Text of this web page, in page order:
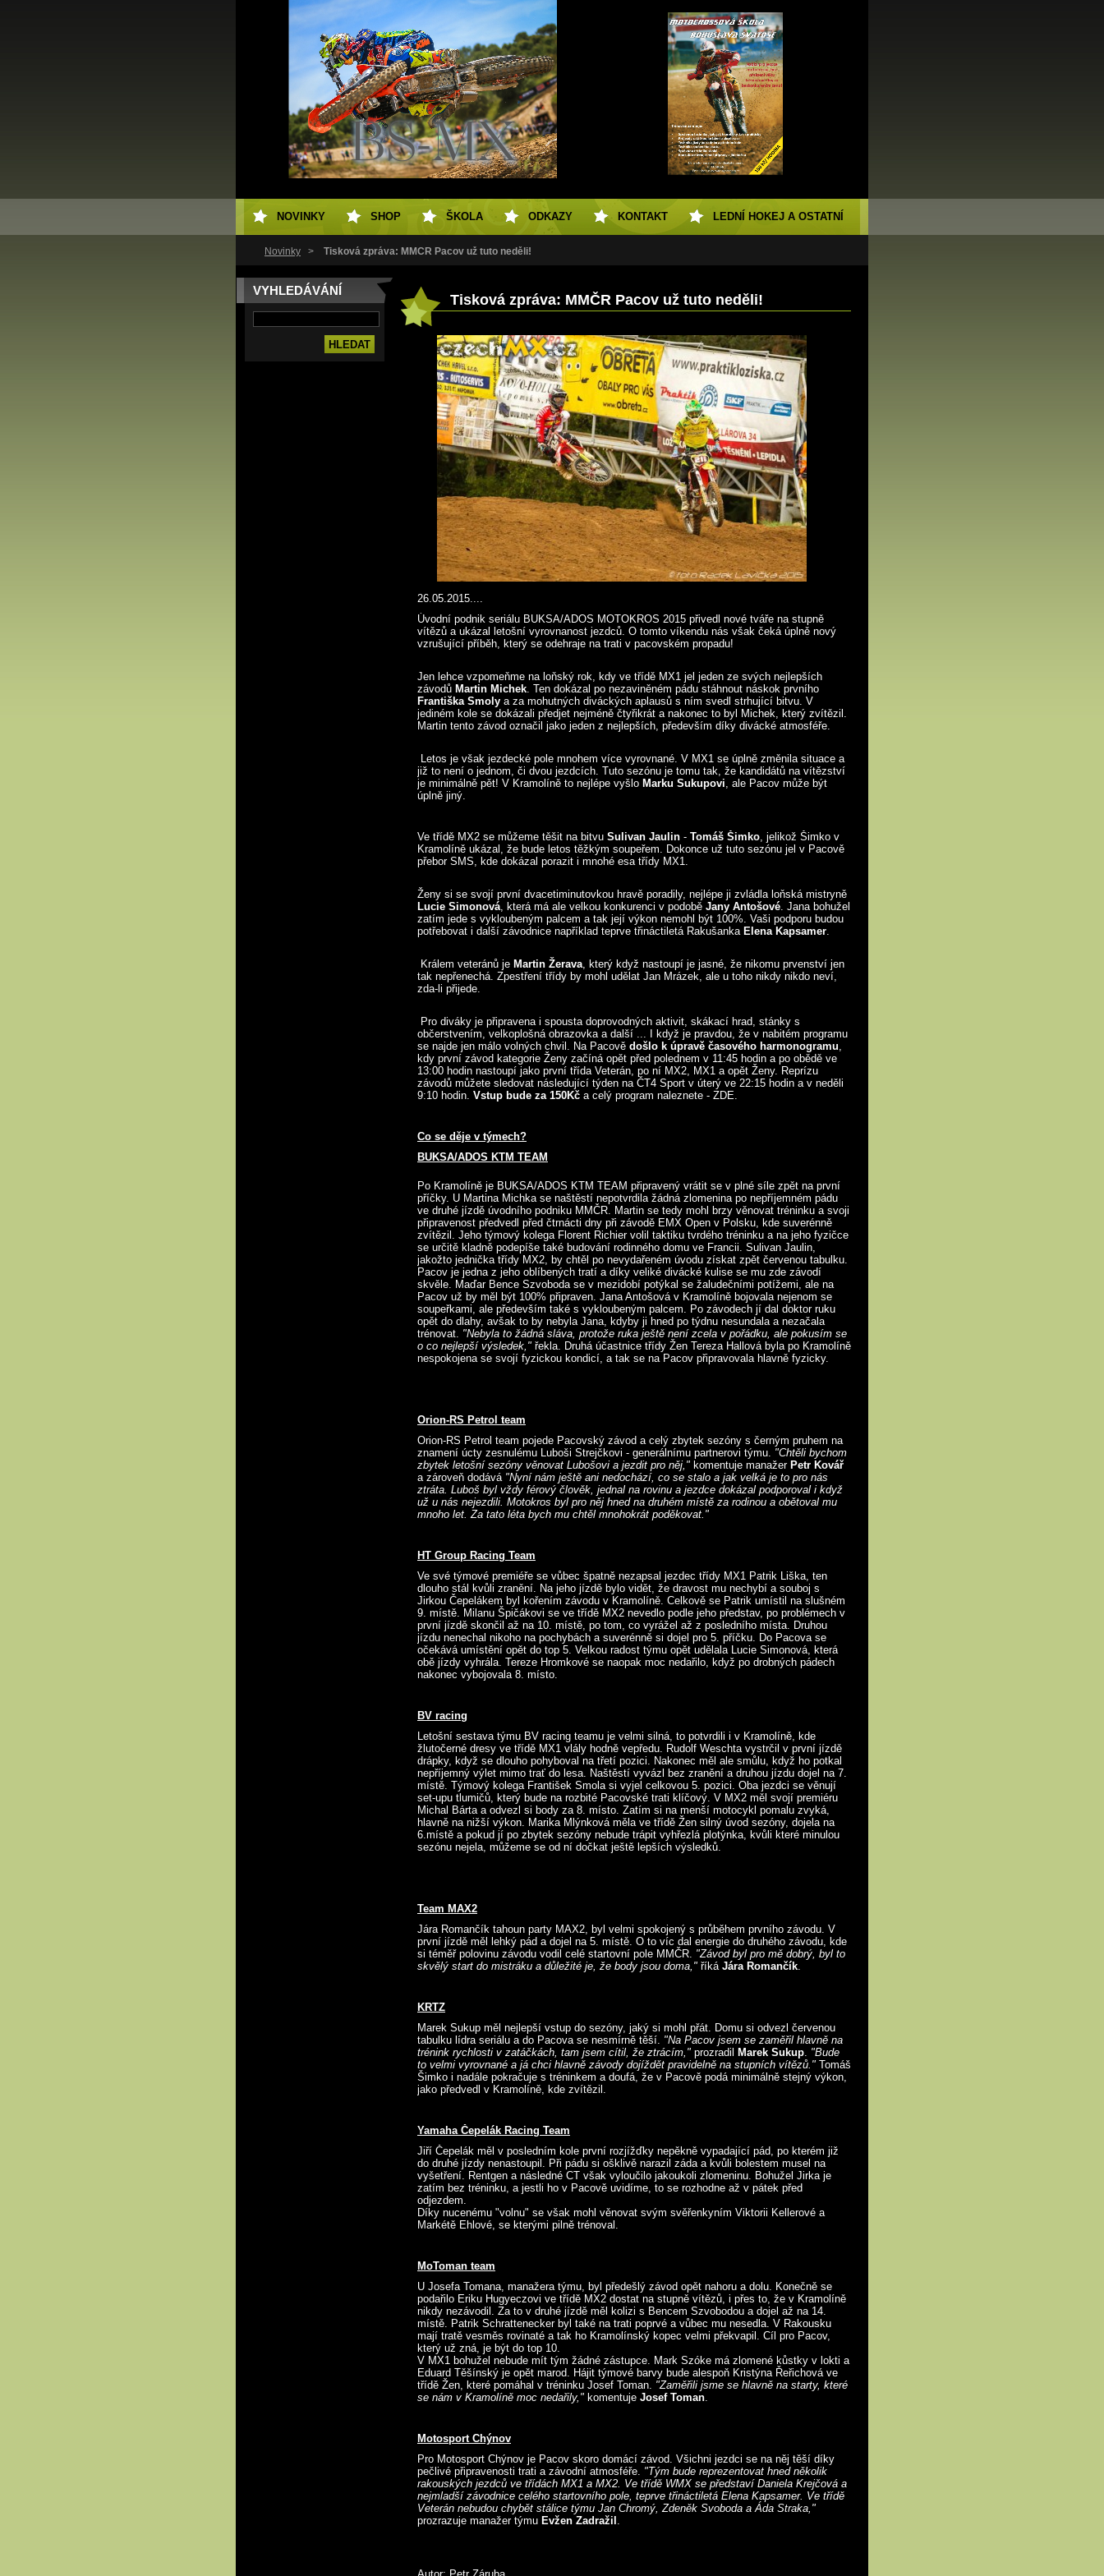
Novinky > Tisková zpráva: MMČR Pacov už tuto neděli!
VYHLEDÁVÁNÍ
Tisková zpráva: MMČR Pacov už tuto neděli!
26.05.2015....
Úvodní podnik seriálu BUKSA/ADOS MOTOKROS 2015 přivedl nové tváře na stupně
vítězů a ukázal letošní vyrovnanost jezdců. O tomto víkendu nás však čeká úplně nový
vzrušující příběh, který se odehraje na trati v pacovském propadu!
Jen lehce vzpomeňme na loňský rok, kdy ve třídě MX1 jel jeden ze svých nejlepších
závodů Martin Michek. Ten dokázal po nezaviněném pádu stáhnout náskok prvního
Františka Smoly a za mohutných diváckých aplausů s ním svedl strhující bitvu. V
jediném kole se dokázali předjet nejméně čtyřikrát a nakonec to byl Michek, který zvítězil.
Martin tento závod označil jako jeden z nejlepších, především díky divácké atmosféře.
Letos je však jezdecké pole mnohem více vyrovnané. V MX1 se úplně změnila situace a
již to není o jednom, či dvou jezdcích. Tuto sezónu je tomu tak, že kandidátů na vítězství
je minimálně pět! V Kramolíně to nejlépe vyšlo Marku Sukupovi, ale Pacov může být
úplně jiný.
Ve třídě MX2 se můžeme těšit na bitvu Sulivan Jaulin - Tomáš Šimko, jelikož Šimko v
Kramolíně ukázal, že bude letos těžkým soupeřem. Dokonce už tuto sezónu jel v Pacově
přebor SMS, kde dokázal porazit i mnohé esa třídy MX1.
Ženy si se svojí první dvacetiminutovkou hravě poradily, nejlépe ji zvládla loňská mistryně
Lucie Simonová, která má ale velkou konkurenci v podobě Jany Antošové. Jana bohužel
zatím jede s vykloubeným palcem a tak její výkon nemohl být 100%. Vaši podporu budou
potřebovat i další závodnice například teprve třináctiletá Rakušanka Elena Kapsamer.
Králem veteránů je Martin Žerava, který když nastoupí je jasné, že nikomu prvenství jen
tak nepřenechá. Zpestření třídy by mohl udělat Jan Mrázek, ale u toho nikdy nikdo neví,
zda-li přijede.
Pro diváky je připravena i spousta doprovodných aktivit, skákací hrad, stánky s
občerstvením, velkoplošná obrazovka a další ... I když je pravdou, že v nabitém programu
se najde jen málo volných chvil. Na Pacově došlo k úpravě časového harmonogramu,
kdy první závod kategorie Ženy začíná opět před polednem v 11:45 hodin a po obědě ve
13:00 hodin nastoupí jako první třída Veterán, po ní MX2, MX1 a opět Ženy. Reprízu
závodů můžete sledovat následující týden na ČT4 Sport v úterý ve 22:15 hodin a v neděli
9:10 hodin. Vstup bude za 150Kč a celý program naleznete - ZDE.
Co se děje v týmech?
BUKSA/ADOS KTM TEAM
Po Kramolíně je BUKSA/ADOS KTM TEAM připravený vrátit se v plné síle zpět na první
příčky. U Martina Michka se naštěstí nepotvrdila žádná zlomenina po nepříjemném pádu
ve druhé jízdě úvodního podniku MMČR. Martin se tedy mohl brzy věnovat tréninku a svoji
připravenost předvedl před čtrnácti dny při závodě EMX Open v Polsku, kde suverénně
zvítězil. Jeho týmový kolega Florent Richier volil taktiku tvrdého tréninku a na jeho fyzičce
se určitě kladně podepíše také budování rodinného domu ve Francii. Sulivan Jaulin,
jakožto jednička třídy MX2, by chtěl po nevydařeném úvodu získat zpět červenou tabulku.
Pacov je jedna z jeho oblíbených tratí a díky veliké divácké kulise se mu zde závodí
skvěle. Maďar Bence Szvoboda se v mezidobí potýkal se žaludečními potížemi, ale na
Pacov už by měl být 100% připraven. Jana Antošová v Kramolíně bojovala nejenom se
soupeřkami, ale především také s vykloubeným palcem. Po závodech jí dal doktor ruku
opět do dlahy, avšak to by nebyla Jana, kdyby ji hned po týdnu nesundala a nezačala
trénovat. "Nebyla to žádná sláva, protože ruka ještě není zcela v pořádku, ale pokusím se
o co nejlepší výsledek," řekla. Druhá účastnice třídy Žen Tereza Hallová byla po Kramolíně
nespokojena se svojí fyzickou kondicí, a tak se na Pacov připravovala hlavně fyzicky.
Orion-RS Petrol team
Orion-RS Petrol team pojede Pacovský závod a celý zbytek sezóny s černým pruhem na
znamení úcty zesnulému Luboši Strejčkovi - generálnímu partnerovi týmu. "Chtěli bychom
zbytek letošní sezóny věnovat Lubošovi a jezdit pro něj," komentuje manažerPetr Kovář
a zároveň dodává "Nyní nám ještě ani nedochází, co se stalo a jak velká je to pro nás
ztráta. Luboš byl vždy férový člověk, jednal na rovinu a jezdce dokázal podporoval i když
už u nás nejezdili. Motokros byl pro něj hned na druhém místě za rodinou a obětoval mu
mnoho let. Za tato léta bych mu chtěl mnohokrát poděkovat."
HT Group Racing Team
Ve své týmové premiéře se vůbec špatně nezapsal jezdec třídy MX1 Patrik Liška, ten
dlouho stál kvůli zranění. Na jeho jízdě bylo vidět, že dravost mu nechybí a souboj s
Jirkou Čepelákem byl kořením závodu v Kramolíně. Celkově se Patrik umístil na slušném
9. místě. Milanu Špičákovi se ve třídě MX2 nevedlo podle jeho představ, po problémech v
první jízdě skončil až na 10. místě, po tom, co vyrážel až z posledního místa. Druhou
jízdu nenechal nikoho na pochybách a suverénně si dojel pro 5. příčku. Do Pacova se
očekává umístění opět do top 5. Velkou radost týmu opět udělala Lucie Simonová, která
obě jízdy vyhrála. Tereze Hromkové se naopak moc nedařilo, když po drobných pádech
nakonec vybojovala 8. místo.
BV racing
Letošní sestava týmu BV racing teamu je velmi silná, to potvrdili i v Kramolíně, kde
žlutočerné dresy ve třídě MX1 vlály hodně vepředu. Rudolf Weschta vystrčil v první jízdě
drápky, když se dlouho pohyboval na třetí pozici. Nakonec měl ale smůlu, když ho potkal
nepříjemný výlet mimo trať do lesa. Naštěstí vyvázl bez zranění a druhou jízdu dojel na 7.
místě. Týmový kolega František Smola si vyjel celkovou 5. pozici. Oba jezdci se věnují
set-upu tlumičů, který bude na rozbité Pacovské trati klíčový. V MX2 měl svojí premiéru
Michal Bárta a odvezl si body za 8. místo. Zatím si na menší motocykl pomalu zvyká,
hlavně na nižší výkon. Marika Mlýnková měla ve třídě Žen silný úvod sezóny, dojela na
6.místě a pokud jí po zbytek sezóny nebude trápit vyhřezlá plotýnka, kvůli které minulou
sezónu nejela, můžeme se od ní dočkat ještě lepších výsledků.
Team MAX2
Jára Romančík tahoun party MAX2, byl velmi spokojený s průběhem prvního závodu. V
první jízdě měl lehký pád a dojel na 5. místě. O to víc dal energie do druhého závodu, kde
si téměř polovinu závodu vodil celé startovní pole MMČR. "Závod byl pro mě dobrý, byl to
skvělý start do mistráku a důležité je, že body jsou doma," říká Jára Romančík.
KRTZ
Marek Sukup měl nejlepší vstup do sezóny, jaký si mohl přát. Domu si odvezl červenou
tabulku lídra seriálu a do Pacova se nesmírně těší. "Na Pacov jsem se zaměřil hlavně na
trénink rychlosti v zatáčkách, tam jsem cítil, že ztrácím," prozradil Marek Sukup. "Bude
to velmi vyrovnané a já chci hlavně závody dojíždět pravidelně na stupních vítězů." Tomáš
Šimko i nadále pokračuje s tréninkem a doufá, že v Pacově podá minimálně stejný výkon,
jako předvedl v Kramolíně, kde zvítězil.
Yamaha Čepelák Racing Team
Jiří Čepelák měl v posledním kole první rozjížďky nepěkně vypadající pád, po kterém již
do druhé jízdy nenastoupil. Při pádu si ošklivě narazil záda a kvůli bolestem musel na
vyšetření. Rentgen a následné CT však vyloučilo jakoukoli zlomeninu. Bohužel Jirka je
zatím bez tréninku, a jestli ho v Pacově uvidíme, to se rozhodne až v pátek před
odjezdem.
Díky nucenému "volnu" se však mohl věnovat svým svěřenkyním Viktorii Kellerové a
Markétě Ehlové, se kterými pilně trénoval.
MoToman team
U Josefa Tomana, manažera týmu, byl předešlý závod opět nahoru a dolu. Konečně se
podařilo Eriku Hugyeczovi ve třídě MX2 dostat na stupně vítězů, i přes to, že v Kramolíně
nikdy nezávodil. Za to v druhé jízdě měl kolizi s Bencem Szvobodou a dojel až na 14.
místě. Patrik Schrattenecker byl také na trati poprvé a vůbec mu nesedla. V Rakousku
mají tratě vesměs rovinaté a tak ho Kramolínský kopec velmi překvapil. Cíl pro Pacov,
který už zná, je být do top 10.
V MX1 bohužel nebude mít tým žádné zástupce. Mark Szóke má zlomené kůstky v lokti a
Eduard Těšínský je opět marod. Hájit týmové barvy bude alespoň Kristýna Řeřichová ve
třídě Žen, které pomáhal v tréninku Josef Toman. "Zaměřili jsme se hlavně na starty, které
se nám v Kramolíně moc nedařily," komentuje Josef Toman.
Motosport Chýnov
Pro Motosport Chýnov je Pacov skoro domácí závod. Všichni jezdci se na něj těší díky
pečlivé připravenosti trati a závodní atmosféře. "Tým bude reprezentovat hned několik
rakouských jezdců ve třídách MX1 a MX2. Ve třídě WMX se představí Daniela Krejčová a
nejmladší závodnice celého startovního pole, teprve třináctiletá Elena Kapsamer. Ve třídě
Veterán nebudou chybět stálice týmu Jan Chromý, Zdeněk Svoboda a Áda Straka,"
prozrazuje manažer týmu Evžen Zadražil .
NOVINKY SHOP ŠKOLA ODKAZY KONTAKT LEDNÍ HOKEJ A OSTATNÍ